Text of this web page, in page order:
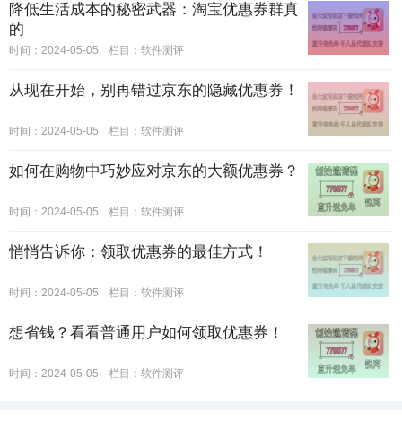
降低生活成本的秘密武器：淘宝优惠券群真
的
时间：2024-05-05 栏目： 软件测评
从现在开始，别再错过京东的隐藏优惠券！
时间：2024-05-05 栏目： 软件测评
如何在购物中巧妙应对京东的大额优惠券？
时间：2024-05-05 栏目： 软件测评
悄悄告诉你：领取优惠券的最佳方式！
时间：2024-05-05 栏目： 软件测评
想省钱？看看普通用户如何领取优惠券！
时间：2024-05-05 栏目： 软件测评